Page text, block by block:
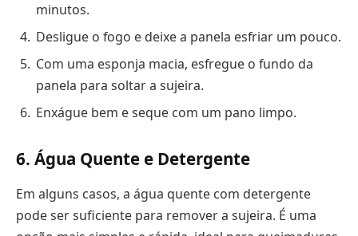
minutos.
Desligue o fogo e deixe a panela esfriar um pouco.
Com uma esponja macia, esfregue o fundo da
panela para soltar a sujeira.
Enxágue bem e seque com um pano limpo.
6. Água Quente e Detergente
Em alguns casos, a água quente com detergente
pode ser suficiente para remover a sujeira. É uma